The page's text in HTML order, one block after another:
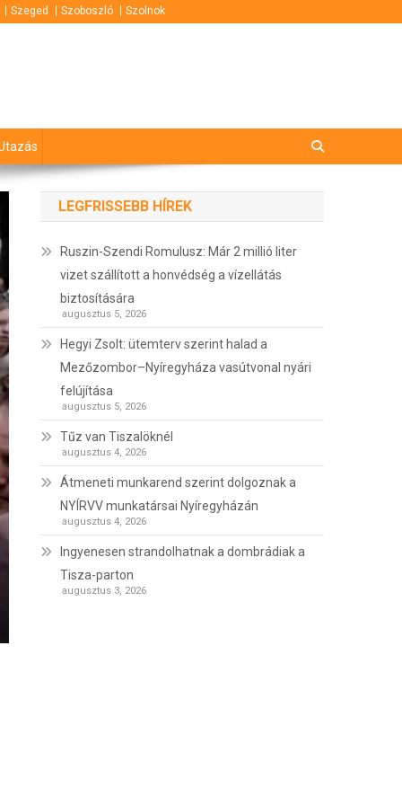
Szeged Szoboszló Szolnok
LEGFRISSEBB HÍREK
Ruszin-Szendi Romulusz: Már 2 millió liter
vizet szállított a honvédség a vízellátás
biztosítására
augusztus 5, 2026
Hegyi Zsolt: ütemterv szerint halad a
Mezőzombor–Nyíregyháza vasútvonal nyári
felújítása
augusztus 5, 2026
Tűz van Tiszalöknél
augusztus 4, 2026
Átmeneti munkarend szerint dolgoznak a
NYÍRVV munkatársai Nyíregyházán
augusztus 4, 2026
Ingyenesen strandolhatnak a dombrádiak a
Tisza-parton
augusztus 3, 2026